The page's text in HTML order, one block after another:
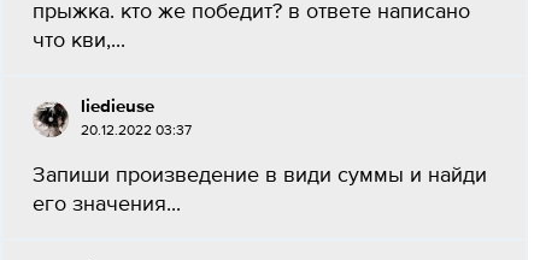
прыжка. кто же победит? в ответе написано
что кви,...
liedieuse
20.12.2022 03:37
Запиши произведение в види суммы и найди
его значения...